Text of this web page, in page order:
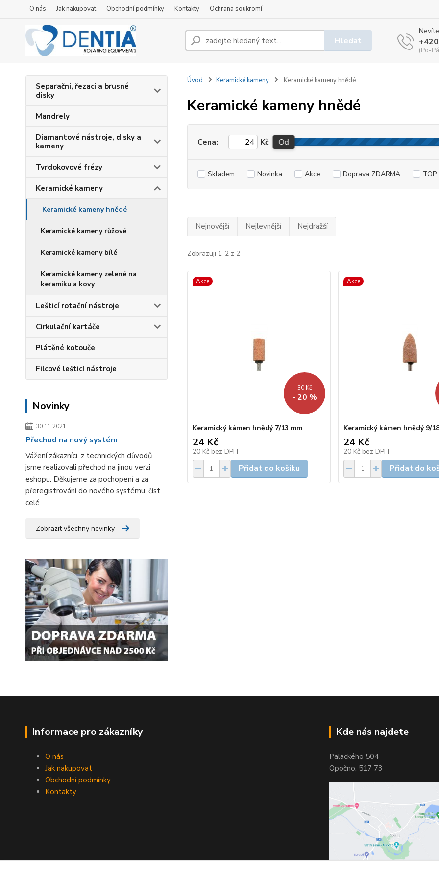
O nás Jak nakupovat Obchodní podmínky Kontakty Ochrana soukromí
Hledat
(Po-
Separační, řezací a brusné
disky
Mandrely
Diamantové nástroje, disky a
kameny
Tvrdokovové frézy
Keramické kameny
Keramické kameny hnědé
Keramické kameny růžové
Keramické kameny bílé
Keramické kameny zelené na
keramiku a kovy
Lešticí rotační nástroje
Cirkulační kartáče
Plátěné kotouče
Filcové lešticí nástroje
Novinky
30.11.2021
Přechod na nový systém
Vážení zákazníci, z technických důvodů
jsme realizovali přechod na jinou verzi
eshopu. Děkujeme za pochopení a za
přeregistrování do nového systému. číst
celé
Zobrazit všechny novinky
Úvod Keramické kameny Keramické kameny hnědé
Keramické kameny hnědé
Cena: Kč Od
Skladem Novinka Akce Doprava ZDARMA
Nejnovější Nejlevnější Nejdražší
Zobrazuji 1-2 z 2
Akce
30 Kč
- 20 %
Keramický kámen hnědý 7/13 mm
24 Kč
20 Kč bez DPH
Přidat do košíku
Akce
Keramický kámen hnědý 9/
24 Kč
20 Kč bez DPH
Přidat do
Informace pro zákazníky
O nás
Jak nakupovat
Obchodní podmínky
Kontakty
Kde nás najdete
Palackého 504
Opočno, 517 73